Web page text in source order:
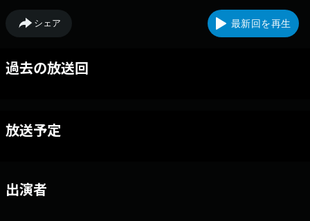
シェア 最新回を再生
過去の放送回
放送予定
出演者